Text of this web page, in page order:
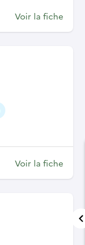
Voir la fiche
Voir la fiche